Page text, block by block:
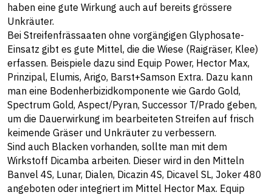
haben eine gute Wirkung auch auf bereits grössere
Unkräuter.
Bei Streifenfrässaaten ohne vorgängigen Glyphosate-
Einsatz gibt es gute Mittel, die die Wiese (Raigräser, Klee)
erfassen. Beispiele dazu sind Equip Power, Hector Max,
Prinzipal, Elumis, Arigo, Barst+Samson Extra. Dazu kann
man eine Bodenherbizidkomponente wie Gardo Gold,
Spectrum Gold, Aspect/Pyran, Successor T/Prado geben,
um die Dauerwirkung im bearbeiteten Streifen auf frisch
keimende Gräser und Unkräuter zu verbessern.
Sind auch Blacken vorhanden, sollte man mit dem
Wirkstoff Dicamba arbeiten. Dieser wird in den Mitteln
Banvel 4S, Lunar, Dialen, Dicazin 4S, Dicavel SL, Joker 480
angeboten oder integriert im Mittel Hector Max. Equip